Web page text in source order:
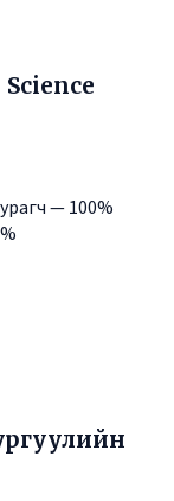
Science
— 100%